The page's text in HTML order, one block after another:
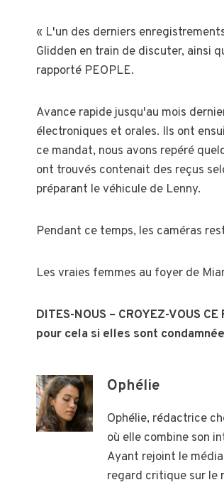
« L'un des derniers
Glidden en train de discuter, ainsi
rapporté PEOPLE.
Avance rapide jusqu'au mois
électroniques et orales. Ils ont
ce mandat, nous avons repéré
ont trouvés contenait des reçus
préparant le véhicule de Lenny.
Pendant ce temps, les caméras
Les vraies femmes au foyer de
DITES-NOUS – CROYEZ-VOUS
pour cela si elles sont
Ophélie
Ophélie, rédactrice
où elle combine son
Ayant rejoint le
regard critique sur le